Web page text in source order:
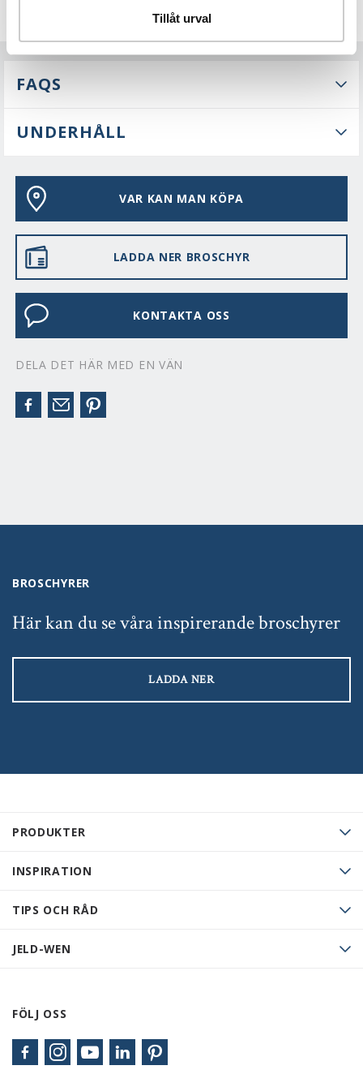
Tillåt urval
FAQS
UNDERHÅLL
VAR KAN MAN KÖPA
LADDA NER BROSCHYR
KONTAKTA OSS
DELA DET HÄR MED EN VÄN
PRODUKTER
INSPIRATION
TIPS OCH RÅD
JELD-WEN
FÖLJ OSS
BROSCHYRER
Här kan du se våra inspirerande broschyrer
LADDA NER